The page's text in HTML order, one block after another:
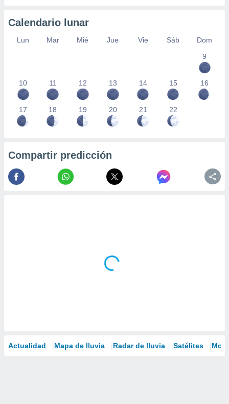
Calendario lunar
Lun Mar Mié Jue Vie Sáb
Dom
9
10 11 12 13 14 15 16
17 18 19 20 21 22
Compartir predicción
Actualidad Mapa de lluvia Radar de lluvia Satélites